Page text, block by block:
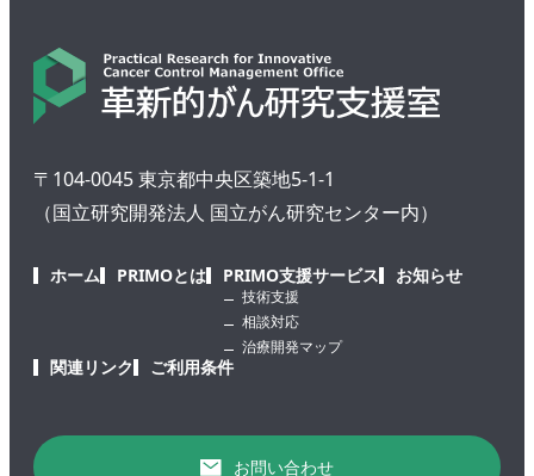
〒104-0045 東京都中央区築地5-1-1
（国立研究開発法人 国立がん研究センター内）
ホーム PRIMOとは PRIMO支援サービス
技術支援
相談対応
治療開発マップ
お知らせ
関連リンク ご利用条件
お問い合わせ